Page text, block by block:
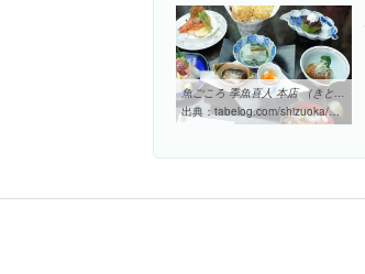
魚ごころ 季魚喜人 本店 （きときと） - 来宮/魚介料理・海鮮料理 ...
出典：tabelog.com/shizuoka/A2205/A220502/22004556